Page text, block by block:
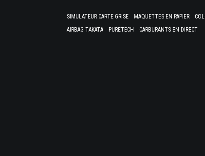
SIMULATEUR CARTE GRISE MAQUETTES EN PAPIER
AIRBAG TAKATA
PURETECH CARBURANTS EN DIRECT